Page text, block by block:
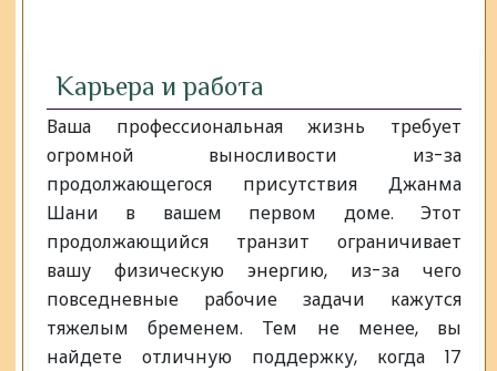
Карьера и работа
Ваша профессиональная жизнь требует
огромной выносливости из-за
продолжающегося присутствия Джанма
Шани в вашем первом доме. Этот
продолжающийся транзит ограничивает
вашу физическую энергию, из-за чего
повседневные рабочие задачи кажутся
тяжелым бременем. Тем не менее, вы
найдете отличную поддержку, когда 17